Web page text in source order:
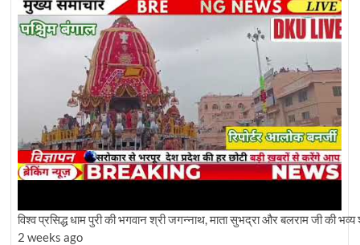
विश्व प्रसिद्ध धाम पुरी की भगवान श्री जगन्नाथ, माता सुभद्रा और बलराम जी की भव्य
2 weeks ago